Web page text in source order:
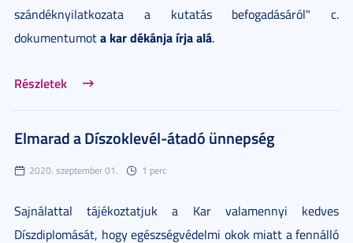
szándéknyilatkozata a kutatás befogadásáról" c.
dokumentumota kar dékánja írja alá.
Részletek
Elmarad a Díszoklevél-átadó ünnepség
2020. szeptember 01. 1 perc
Sajnálattal tájékoztatjuk a Kar valamennyi kedves
Díszdiplomását, hogy egészségvédelmi okok miatt a fennálló